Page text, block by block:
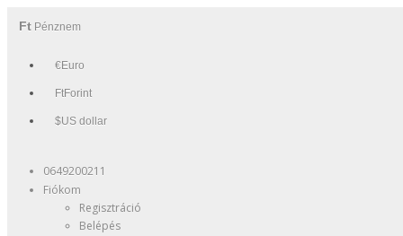
Ft Pénznem
€Euro
FtForint
$US dollar
0649200211
Fiókom
Regisztráció
Belépés